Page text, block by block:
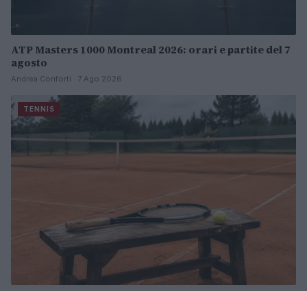
ATP Masters 1000 Montreal 2026: orari e partite del 7
agosto
Andrea Conforti · 7 Ago 2026
TENNIS